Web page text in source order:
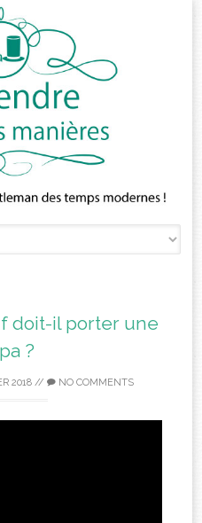
to
doit-il porter une
?
2018// NO COMMENTS